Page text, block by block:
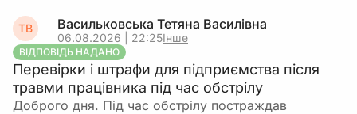
ТВ Васильковська Тетяна Василiвна
06.08.2026 | 22:25Інше
ВІДПОВІДЬ НАДАНО
Перевірки і штрафи для підприємства після
травми працівника під час обстрілу
Доброго дня. Під час обстрілу постраждав